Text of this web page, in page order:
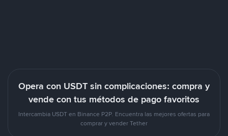
Opera con USDT sin complicaciones: compra y
vende con tus métodos de pago favoritos
Intercambia USDT en Binance P2P. Encuentra las mejores ofertas para
comprar y vender Tether